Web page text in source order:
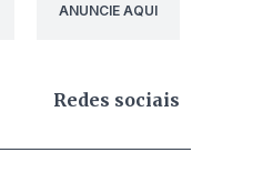
ANUNCIE AQUI
Redes sociais